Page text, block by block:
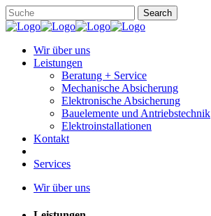
Wir über uns
Leistungen
Beratung + Service
Mechanische Absicherung
Elektronische Absicherung
Bauelemente und Antriebstechnik
Elektroinstallationen
Kontakt
Services
Wir über uns